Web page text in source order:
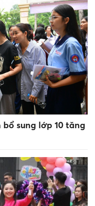
sung lớp 10 tăng